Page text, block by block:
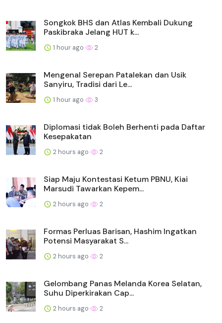
Songkok BHS dan Atlas Kembali Dukung
Paskibraka Jelang HUT k...
1 hour ago 2
Mengenal Serepan Patalekan dan Usik
Sanyiru, Tradisi dari Le...
1 hour ago 3
Diplomasi tidak Boleh Berhenti pada Daftar
Kesepakatan
2 hours ago 2
Siap Maju Kontestasi Ketum PBNU, Kiai
Marsudi Tawarkan Kepem...
2 hours ago 2
Formas Perluas Barisan, Hashim Ingatkan
Potensi Masyarakat S...
2 hours ago 2
Gelombang Panas Melanda Korea Selatan,
Suhu Diperkirakan Cap...
2 hours ago 2